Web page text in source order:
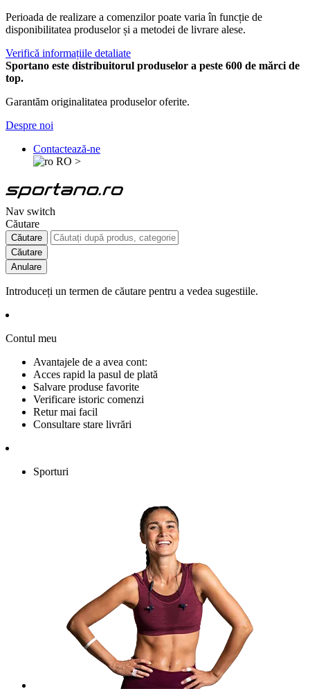
Perioada de realizare a comenzilor poate varia în funcție de
disponibilitatea produselor și a metodei de livrare alese.
Verifică informațiile detaliate
Sportano este distribuitorul produselor a peste 600 de mărci de
top.
Garantăm originalitatea produselor oferite.
Despre noi
Contactează-ne
RO >
Nav switch
Căutare
Căutare
Căutare
Anulare
Introduceți un termen de căutare pentru a vedea sugestiile.
Contul meu
Avantajele de a avea cont:
Acces rapid la pasul de plată
Salvare produse favorite
Verificare istoric comenzi
Retur mai facil
Consultare stare livrări
Sporturi